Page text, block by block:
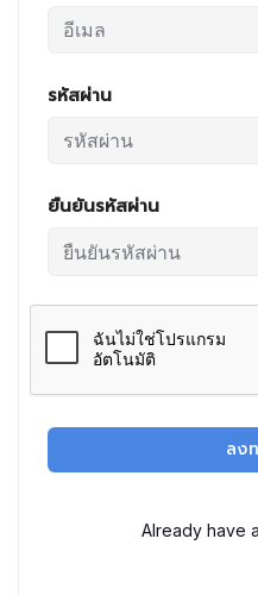
รหัสผ่าน
ยืนยันรหัสผ่าน
ลง
Already have